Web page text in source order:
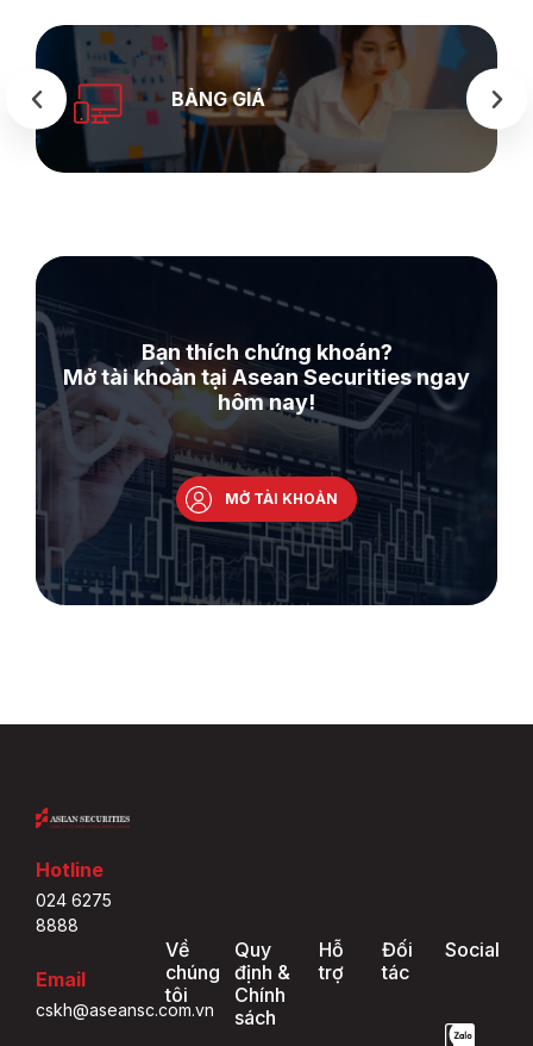
BẢNG GIÁ
Bạn thích chứng khoán?
Mở tài khoản tại Asean Securities ngay
hôm nay!
MỞ TÀI KHOẢN
Hotline
024 6275
8888
Email
cskh@aseansc.com.vn
Về
chúng
tôi
Quy
định &
Chính
sách
Hỗ
trợ
Đối
tác
Social